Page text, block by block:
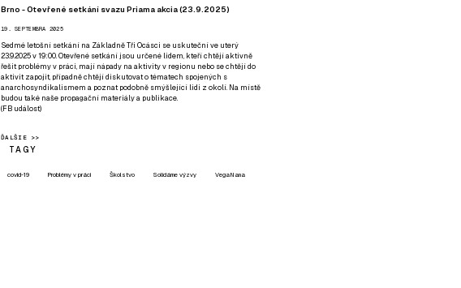
Brno - Otevřené setkání svazu Priama akcia (23.9.2025)
19. SEPTEMBRA 2025
Sedmé letošní setkání na Základně Tři Ocásci se uskuteční ve uterý
23.9.2025 v 19:00. Otevřené setkání jsou určené lidem, kteří chtějí aktivně
řešit problémy v práci, mají nápady na aktivity v regionu nebo se chtějí do
aktivit zapojit, případně chtějí diskutovat o tématech spojených s
anarchosyndikalismem a poznat podobně smýšlející lidi z okolí. Na místě
budou také naše propagační materiály a publikace.
(FB událost)
ĎALŠIE >>
TAGY
covid-19 Problémy v práci Školstvo Solidárne výzvy VegaNana